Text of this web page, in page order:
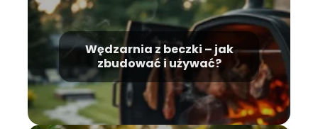
Wędzarnia z beczki – jak
zbudować i używać?